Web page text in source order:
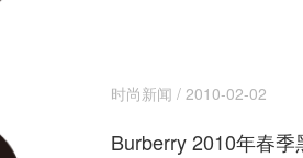
时尚新闻 / 2010-02-02
Burberry 2010年春季